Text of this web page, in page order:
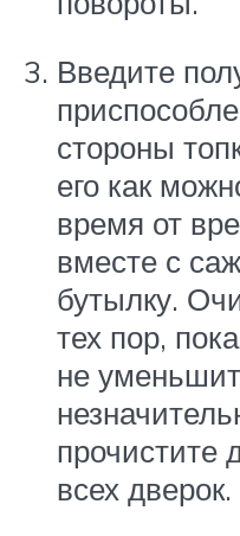
Введите
стороны
его как
время от
вместе с
бутылку.
тех пор,
не
прочистите
всех дверок.